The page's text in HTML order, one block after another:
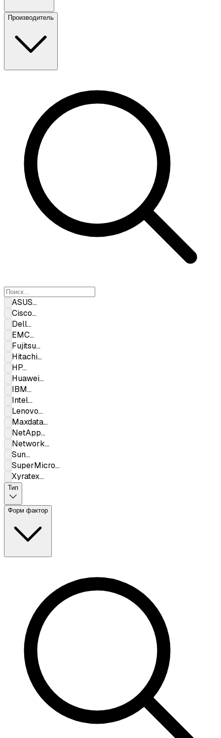
Производитель
ASUS...
Cisco...
Dell...
EMC...
Fujitsu...
Hitachi...
HP...
Huawei...
IBM...
Intel...
Lenovo...
Maxdata...
NetApp...
Network...
Sun...
SuperMicro...
Xyratex...
Тип
Форм фактор